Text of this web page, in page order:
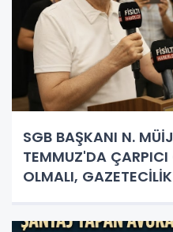
SGB BAŞKANI N.
TEMMUZ'DA
OLMALI,